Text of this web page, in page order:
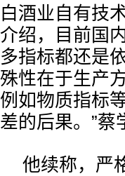
白酒业自有技
介绍，目前国
多指标都还是
殊性在于生产
例如物质指标
差的后果。”蔡
他续称，严